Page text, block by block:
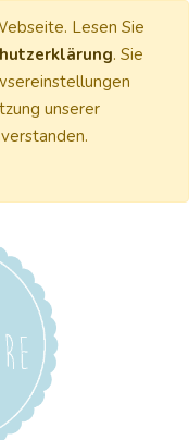
Lesen Sie
. Sie
unserer